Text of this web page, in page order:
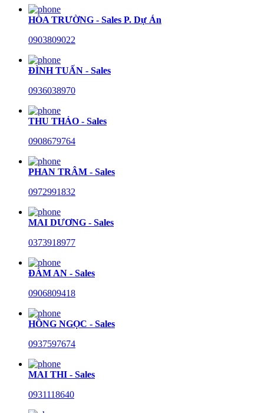
HÒA TRƯỜNG - Sales P. Dự Án
0903809022
ĐÌNH TUẤN - Sales
0936038970
THU THẢO - Sales
0908679764
PHAN TRÂM - Sales
0972991832
MAI DƯƠNG - Sales
0373918977
ĐÀM AN - Sales
0906809418
HỒNG NGỌC - Sales
0937597674
MAI THI - Sales
0931118640